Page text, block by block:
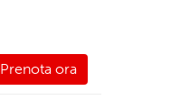
Prenota ora